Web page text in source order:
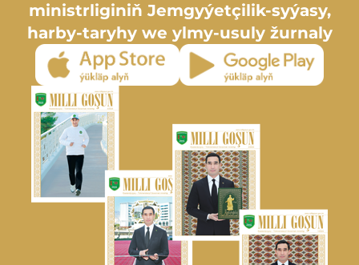
ministrliginiň Jemgyýetçilik-syýasy,
harby-taryhy we ylmy-usuly žurnaly